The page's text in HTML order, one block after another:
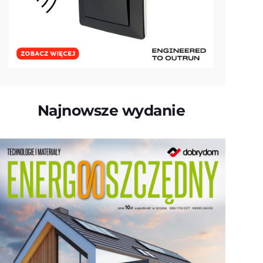
Najnowsze wydanie